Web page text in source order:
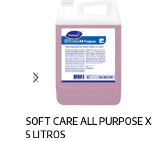
SOFT CARE ALL PURPOSE X
5 LITROS